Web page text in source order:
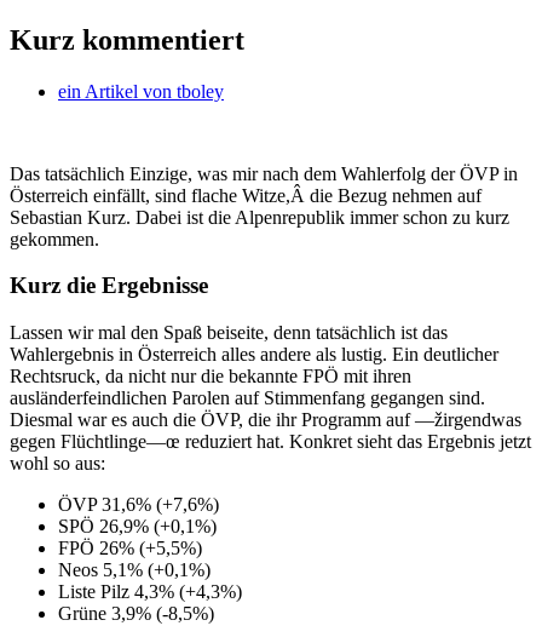
Kurz kommentiert
ein Artikel von tboley
Das tatsächlich Einzige, was mir nach dem Wahlerfolg der ÖVP in
Österreich einfällt, sind flache Witze,Â die Bezug nehmen auf
Sebastian Kurz. Dabei ist die Alpenrepublik immer schon zu kurz
gekommen.
Kurz die Ergebnisse
Lassen wir mal den Spaß beiseite, denn tatsächlich ist das
Wahlergebnis in Österreich alles andere als lustig. Ein deutlicher
Rechtsruck, da nicht nur die bekannte FPÖ mit ihren
ausländerfeindlichen Parolen auf Stimmenfang gegangen sind.
Diesmal war es auch die ÖVP, die ihr Programm auf —žirgendwas
gegen Flüchtlinge—œ reduziert hat. Konkret sieht das Ergebnis jetzt
wohl so aus:
ÖVP 31,6% (+7,6%)
SPÖ 26,9% (+0,1%)
FPÖ 26% (+5,5%)
Neos 5,1% (+0,1%)
Liste Pilz 4,3% (+4,3%)
Grüne 3,9% (-8,5%)